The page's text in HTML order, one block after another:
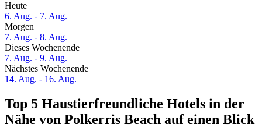
Heute
6. Aug. - 7. Aug.
Morgen
7. Aug. - 8. Aug.
Dieses Wochenende
7. Aug. - 9. Aug.
Nächstes Wochenende
14. Aug. - 16. Aug.
Top 5 Haustierfreundliche Hotels in der
Nähe von Polkerris Beach auf einen Blick